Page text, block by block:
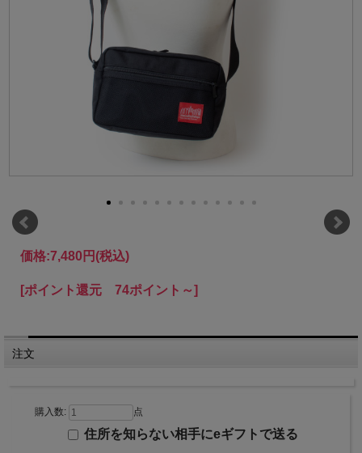
価格:7,480円 (税込)
[ポイント還元 74ポイント～]
注文
購入数: 点
住所を知らない相手にeギフトで送る